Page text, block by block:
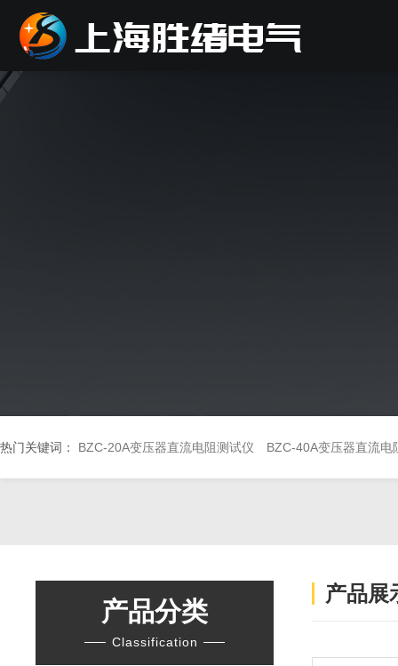
热门关键词： BZC-20A变压器直流电阻测试仪 BZC-40A变压器直流电
产品分类
Classification
产品展